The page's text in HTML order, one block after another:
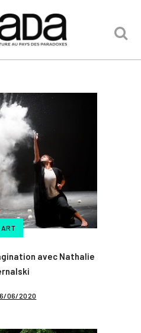
ART
avec Nathalie
06/2020